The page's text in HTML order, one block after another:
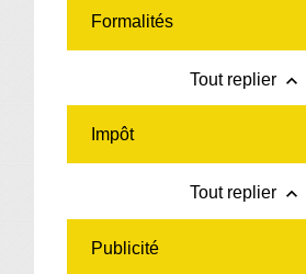
Formalités
Tout replier keyboard_arrow_up
Impôt
Tout replier keyboard_arrow_up
Publicité